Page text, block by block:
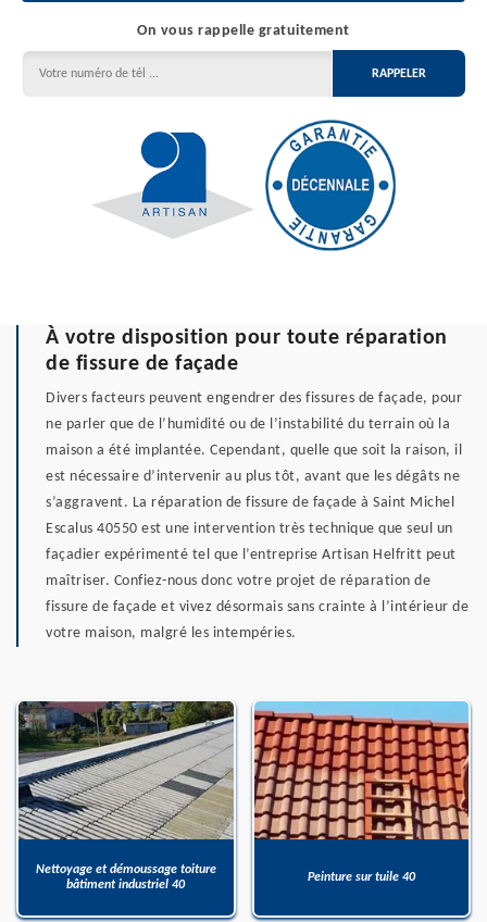
On vous rappelle gratuitement
À votre disposition pour toute réparation
de fissure de façade
Divers facteurs peuvent engendrer des fissures de façade, pour
ne parler que de l’humidité ou de l’instabilité du terrain où la
maison a été implantée. Cependant, quelle que soit la raison, il
est nécessaire d’intervenir au plus tôt, avant que les dégâts ne
s’aggravent. La réparation de fissure de façade à Saint Michel
Escalus 40550 est une intervention très technique que seul un
façadier expérimenté tel que l’entreprise Artisan Helfritt peut
maîtriser. Confiez-nous donc votre projet de réparation de
fissure de façade et vivez désormais sans crainte à l’intérieur de
votre maison, malgré les intempéries.
Nettoyage et démoussage toiture
bâtiment industriel 40
Peinture sur tuile 40